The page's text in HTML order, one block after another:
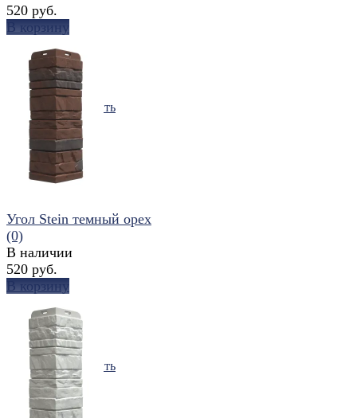
избранное сравнить
520 руб.
В корзину
избранное сравнить
Угол Stein темный орех
(0)
В наличии
520 руб.
В корзину